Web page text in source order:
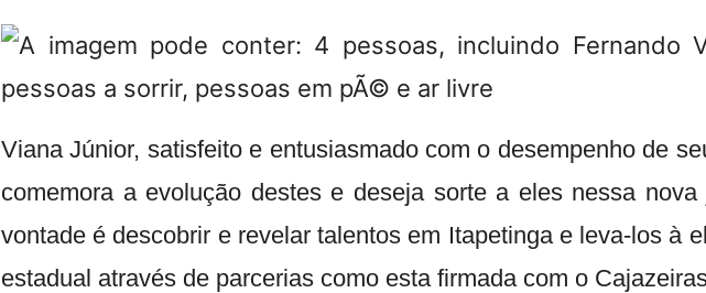
Viana Júnior, satisfeito e entusiasmado com o desempenho de
comemora a evolução destes e deseja sorte a eles nessa nova
vontade é descobrir e revelar talentos em Itapetinga e leva-los à
estadual através de parcerias como esta firmada com o